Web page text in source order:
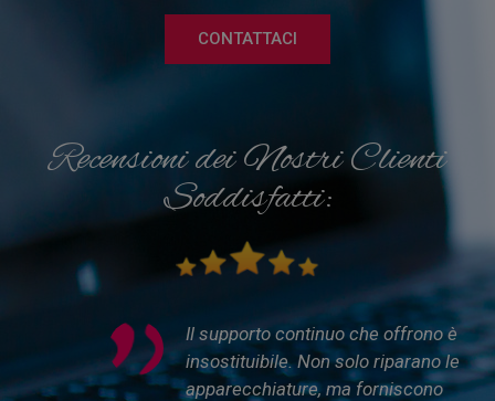
CONTATTACI
Recensioni dei Nostri Clienti
Soddisfatti:
Il supporto continuo che offrono è
insostituibile. Non solo riparano le
apparecchiature, ma forniscono